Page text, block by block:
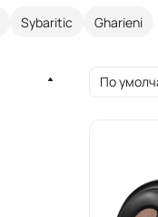
Sybaritic Gharieni
По